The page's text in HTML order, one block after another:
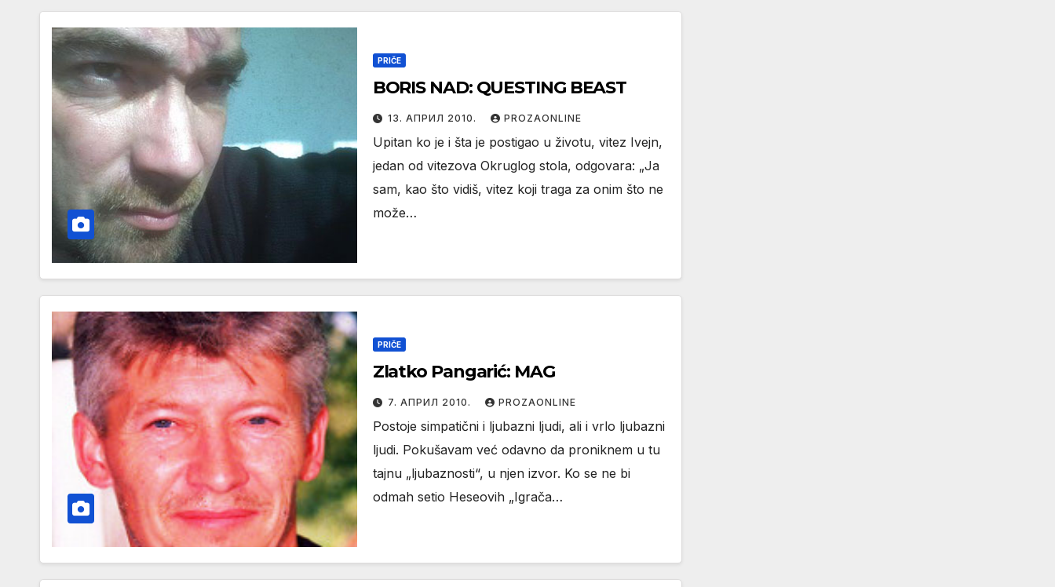
PRIČE
BORIS NAD: QUESTING BEAST
13. АПРИЛ 2010. PROZAONLINE
Upitan ko je i šta je postigao u životu, vitez Ivejn,
jedan od vitezova Okruglog stola, odgovara: „Ja
sam, kao što vidiš, vitez koji traga za onim što ne
može…
PRIČE
Zlatko Pangarić: MAG
7. АПРИЛ 2010. PROZAONLINE
Postoje simpatični i ljubazni ljudi, ali i vrlo ljubazni
ljudi. Pokušavam već odavno da proniknem u tu
tajnu „ljubaznosti“, u njen izvor. Ko se ne bi
odmah setio Heseovih „Igrača…